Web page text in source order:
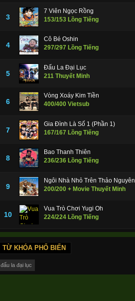
3
7 Viên Ngọc Rồng
153/153 Lồng Tiếng
4
Cô Bé Oshin
297/297 Lồng Tiếng
5
Đấu La Đại Lục
211 Thuyết Minh
6
Vòng Xoáy Kim Tiền
400/400 Vietsub
7
Gia Đình Là Số 1 (Phần 1)
167/167 Lồng Tiếng
8
Bao Thanh Thiên
236/236 Lồng Tiếng
9
Ngôi Nhà Nhỏ Trên Thảo Nguyên
200/200 + Movie Thuyết Minh
10
Vua Trò Chơi Yugi Oh
224/224 Lồng Tiếng
TỪ KHÓA PHỔ BIẾN
đấu la đại lục